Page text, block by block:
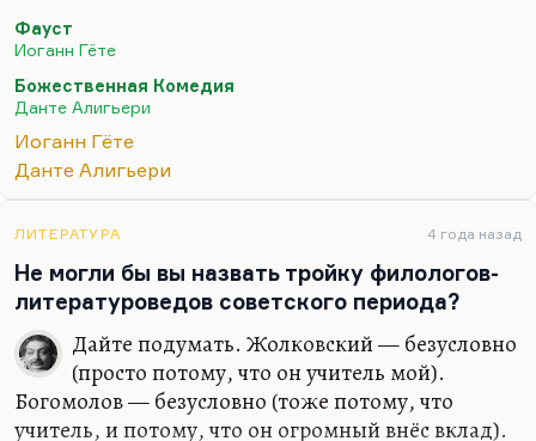
принципиальный отказ от космогонии.
комедия» — это последняя попытка человека
единым чертежом объять мир. Дальше человек
догадался, что мир принципиально разомкнут.
любимый покойным Вячеславом Всеволодовичем
Ивановым и пропагандируемый им, в простом
виде сводится к тому, что Вселенная создана в
расчете на человеческое…
Фауст
Иоганн Гёте
Божественная Комедия
Данте Алигьери
Иоганн Гёте
Данте Алигьери
ЛИТЕРАТУРА 4 года назад
Не могли бы вы назвать тройку филологов-
литературоведов советского периода?
Дайте подумать. Жолковский — безусловно
(просто потому, что он учитель мой).
Богомолов — безусловно (тоже потому, что
учитель, и потому, что он огромный внёс вклад).